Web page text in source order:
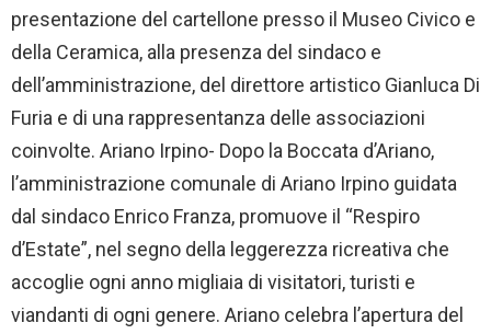
presentazione del cartellone presso il Museo Civico e
della Ceramica, alla presenza del sindaco e
dell’amministrazione, del direttore artistico Gianluca Di
Furia e di una rappresentanza delle associazioni
coinvolte. Ariano Irpino- Dopo la Boccata d’Ariano,
l’amministrazione comunale di Ariano Irpino guidata
dal sindaco Enrico Franza, promuove il “Respiro
d’Estate”, nel segno della leggerezza ricreativa che
accoglie ogni anno migliaia di visitatori, turisti e
viandanti di ogni genere. Ariano celebra l’apertura del